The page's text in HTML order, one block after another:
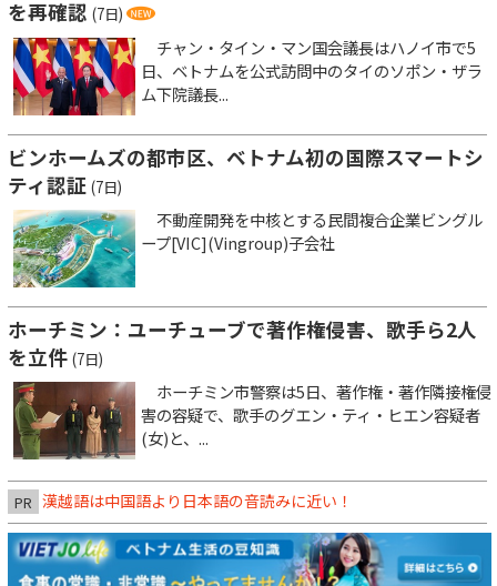
を再確認 (7日)
チャン・タイン・マン国会議長はハノイ市で5
日、ベトナムを公式訪問中のタイのソポン・ザラ
ム下院議長...
ビンホームズの都市区、ベトナム初の国際スマートシ
ティ認証 (7日)
不動産開発を中核とする民間複合企業ビングル
ープ[VIC](Vingroup)子会社
ホーチミン：ユーチューブで著作権侵害、歌手ら2人
を立件 (7日)
ホーチミン市警察は5日、著作権・著作隣接権侵
害の容疑で、歌手のグエン・ティ・ヒエン容疑者
(女)と、...
PR 漢越語は中国語より日本語の音読みに近い！